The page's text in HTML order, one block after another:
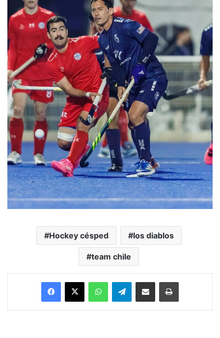
Hockey césped los diablos
team chile
Facebook
X WhatsAppTelegramEnviar vía email Imprimir